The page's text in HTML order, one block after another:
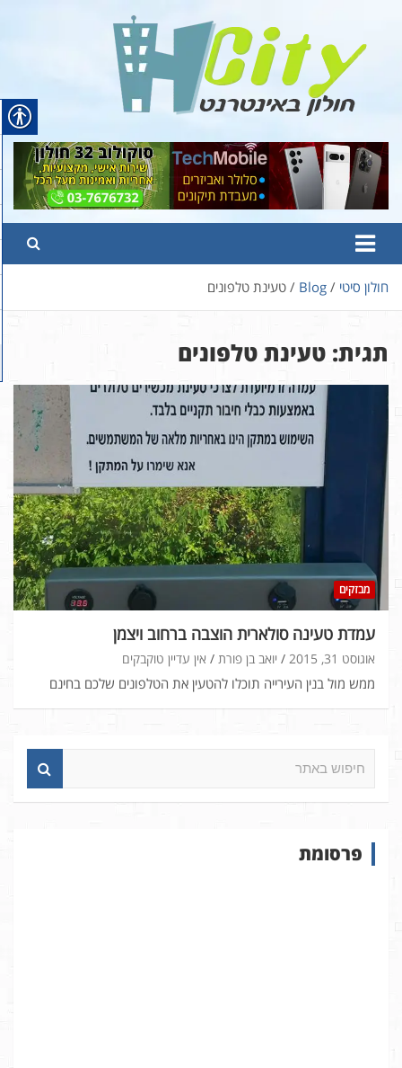
content
Hcity – חולון באינטרנט
פורטל החדשות והמידע של חולון
חולון סיטי Blog טעינת טלפונים
תגית: טעינת טלפונים
מבזקים
עמדת טעינה סולארית הוצבה ברחוב ויצמן
אוגוסט 31, 2015 יואב בן פורת אין עדיין טוקבקים
ממש מול בנין העירייה תוכלו להטעין את הטלפונים שלכם בחינם
א
פרסומת